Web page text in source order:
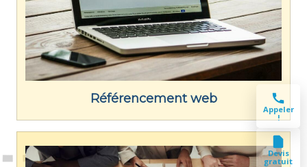
Référencement web
Appeler
!
Devis
gratuit